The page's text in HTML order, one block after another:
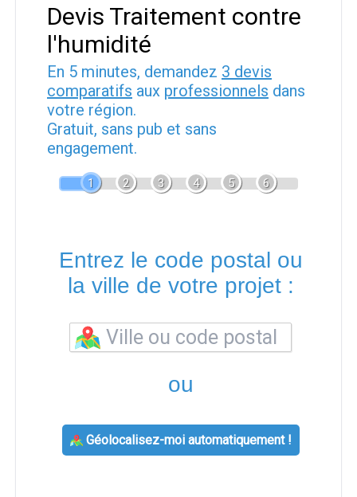
Devis Traitement contre
l'humidité
En 5 minutes, demandez 3 devis
comparatifs aux professionnels dans
votre région.
Gratuit, sans pub et sans
engagement.
1 2 3 4 5 6
Entrez le code postal ou
la ville de votre projet :
ou
Géolocalisez-moi automatiquement !